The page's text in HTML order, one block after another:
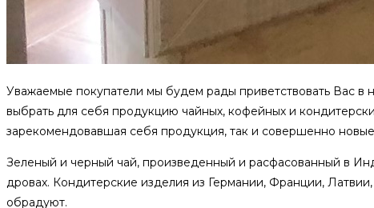
Уважаемые покупатели мы будем рады приветствовать Вас
выбрать для себя продукцию чайных, кофейных и
зарекомендовавшая себя продукция, так и совершенно
Зеленый и черный чай, произведенный и расфасованный в
дровах. Кондитерские изделия из Германии, Франции,
обрадуют.